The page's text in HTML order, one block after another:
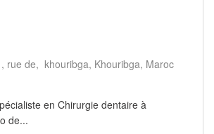
rue de, khouribga Khouribga Maroc
en Chirurgie dentaire à
de...